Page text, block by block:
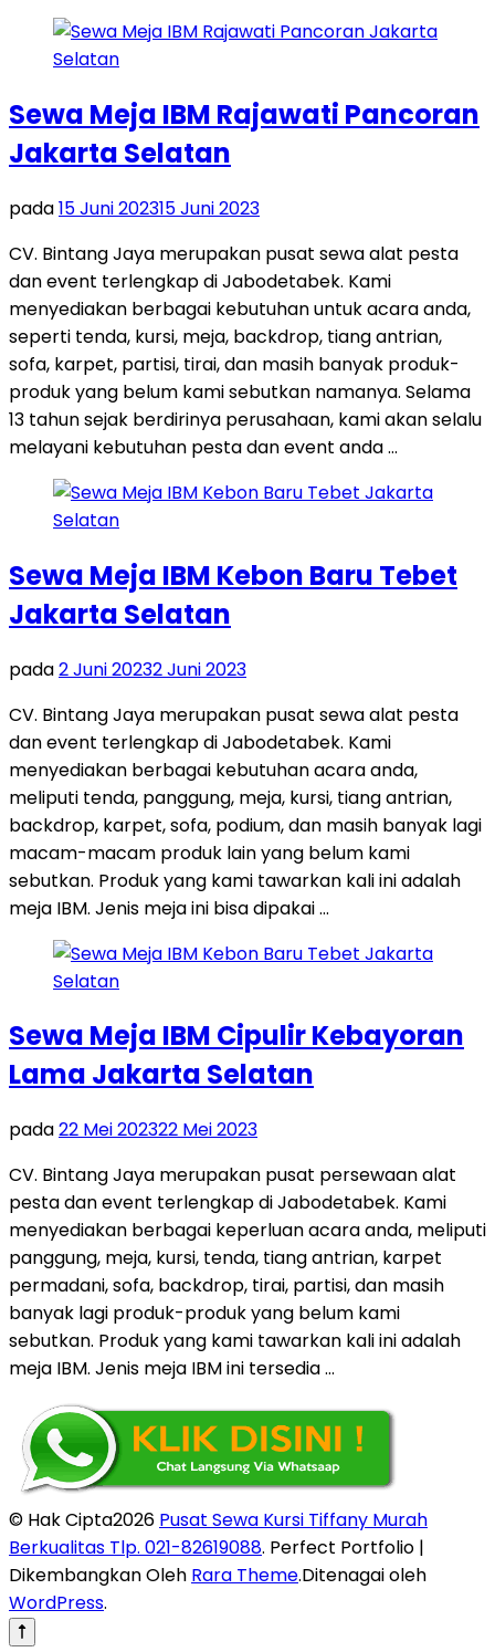
Sewa Meja IBM Rajawati Pancoran
Jakarta Selatan
pada15 Juni 202315 Juni 2023
CV. Bintang Jaya merupakan pusat sewa alat pesta
dan event terlengkap di Jabodetabek. Kami
menyediakan berbagai kebutuhan untuk acara anda,
seperti tenda, kursi, meja, backdrop, tiang antrian,
sofa, karpet, partisi, tirai, dan masih banyak produk-
produk yang belum kami sebutkan namanya. Selama
13 tahun sejak berdirinya perusahaan, kami akan selalu
melayani kebutuhan pesta dan event anda …
Sewa Meja IBM Kebon Baru Tebet
Jakarta Selatan
pada2 Juni 20232 Juni 2023
CV. Bintang Jaya merupakan pusat sewa alat pesta
dan event terlengkap di Jabodetabek. Kami
menyediakan berbagai kebutuhan acara anda,
meliputi tenda, panggung, meja, kursi, tiang antrian,
backdrop, karpet, sofa, podium, dan masih banyak lagi
macam-macam produk lain yang belum kami
sebutkan. Produk yang kami tawarkan kali ini adalah
meja IBM. Jenis meja ini bisa dipakai …
Sewa Meja IBM Cipulir Kebayoran
Lama Jakarta Selatan
pada22 Mei 202322 Mei 2023
CV. Bintang Jaya merupakan pusat persewaan alat
pesta dan event terlengkap di Jabodetabek. Kami
menyediakan berbagai keperluan acara anda, meliputi
panggung, meja, kursi, tenda, tiang antrian, karpet
permadani, sofa, backdrop, tirai, partisi, dan masih
banyak lagi produk-produk yang belum kami
sebutkan. Produk yang kami tawarkan kali ini adalah
meja IBM. Jenis meja IBM ini tersedia …
© Hak Cipta2026 Pusat Sewa Kursi Tiffany Murah
Berkualitas Tlp. 021-82619088. Perfect Portfolio |
Dikembangkan Oleh Rara Theme.Ditenagai oleh
WordPress.